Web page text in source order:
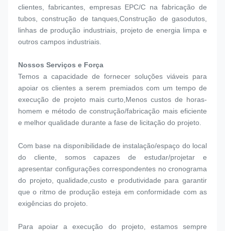
clientes, fabricantes, empresas EPC/C na fabricação de
tubos, construção de tanques,Construção de gasodutos,
linhas de produção industriais, projeto de energia limpa e
outros campos industriais.
Nossos Serviços e Força
Temos a capacidade de fornecer soluções viáveis para
apoiar os clientes a serem premiados com um tempo de
execução de projeto mais curto,Menos custos de horas-
homem e método de construção/fabricação mais eficiente
e melhor qualidade durante a fase de licitação do projeto.
Com base na disponibilidade de instalação/espaço do local
do cliente, somos capazes de estudar/projetar e
apresentar configurações correspondentes no cronograma
do projeto, qualidade,custo e produtividade para garantir
que o ritmo de produção esteja em conformidade com as
exigências do projeto.
Para apoiar a execução do projeto, estamos sempre